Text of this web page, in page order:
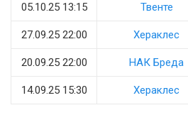
05.10.25 13:15 Твенте
27.09.25 22:00 Хераклес
20.09.25 22:00 НАК Бреда
14.09.25 15:30 Хераклес